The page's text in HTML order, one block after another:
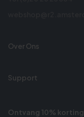
Over Ons
Support
Ontvang 10% korting